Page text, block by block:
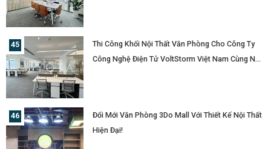
Thi Công Khối Nội Thất Văn Phòng Cho Công Ty
Công Nghệ Điện Tử VoltStorm Việt Nam Cùng Nội
Đổi Mới Văn Phòng 3Do Mall Với Thiết Kế Nội Thất
Hiện Đại!